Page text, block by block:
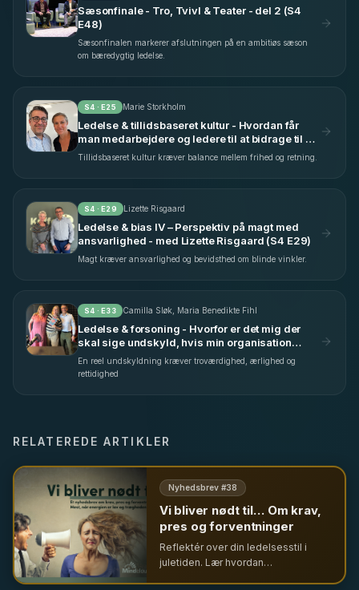
Sæsonfinale - Tro, Tvivl & Teater - del 2 (S4
E48)
Sæsonfinalen markerer afslutningen på en ambitiøs sæson
om bæredygtig ledelse.
S4 · E25 Marie Storkholm
Ledelse & tillidsbaseret kultur - Hvordan får
man medarbejdere og ledere til at bidrage til en
fælles indsats? - med Marie Storkholm (S4
Tillidsbaseret kultur kræver balance mellem frihed og retning.
S4 · E29 Lizette Risgaard
Ledelse & bias IV – Perspektiv på magt med
ansvarlighed - med Lizette Risgaard (S4 E29)
Magt kræver ansvarlighed og bevidsthed om blinde vinkler.
S4 · E33 Camilla Sløk, Maria Benedikte Fihl
Ledelse & forsoning - Hvorfor er det mig der
skal sige undskyld, hvis min organisation
begår fejl? - med Camilla Sløk & Maria
Benedikte Fihl (S4 E33)
En reel undskyldning kræver troværdighed, ærlighed og
rettidighed
RELATEREDE ARTIKLER
Nyhedsbrev #38
Vi bliver nødt til… Om krav,
pres og forventninger
Reflektér over din ledelsesstil i
juletiden. Lær hvordan